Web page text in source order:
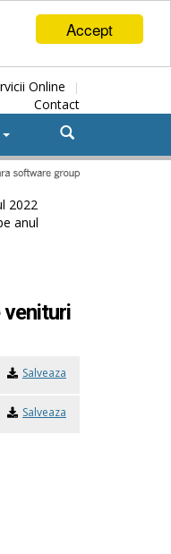
Accept
Online |
Contact
2022
anul
venituri
Salveaza
Salveaza